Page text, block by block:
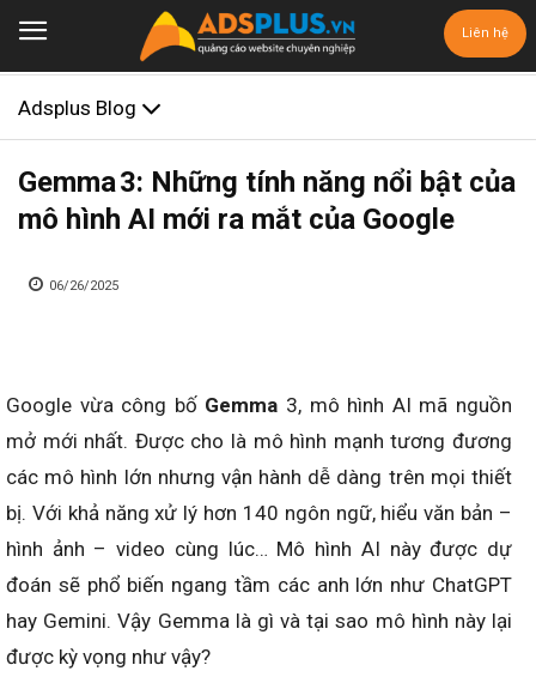
Liên hệ
Adsplus Blog
Gemma 3: Những tính năng nổi bật của
mô hình AI mới ra mắt của Google
06/26/2025
Google vừa công bố Gemma 3, mô hình AI mã nguồn
mở mới nhất. Được cho là mô hình mạnh tương đương
các mô hình lớn nhưng vận hành dễ dàng trên mọi thiết
bị. Với khả năng xử lý hơn 140 ngôn ngữ, hiểu văn bản –
hình ảnh – video cùng lúc… Mô hình AI này được dự
đoán sẽ phổ biến ngang tầm các anh lớn như ChatGPT
hay Gemini. Vậy Gemma là gì và tại sao mô hình này lại
được kỳ vọng như vậy?